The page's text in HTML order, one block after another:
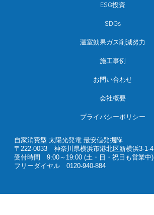
ESG投資
SDGs
温室効果ガス削減努力
施工事例
お問い合わせ
会社概要
プライバシーポリシー
自家消費型 太陽光発電 最安値発掘隊
〒222-0033 神奈川県横浜市港北区新横浜3-1-4
受付時間 9:00～19:00 (土・日・祝日も営業中)
フリーダイヤル 0120-940-884